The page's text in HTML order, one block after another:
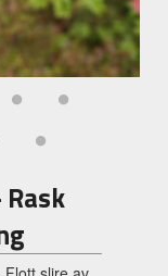
Rask